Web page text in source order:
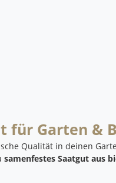
für Garten &
Qualität in deinen
samenfestes Saatgut aus